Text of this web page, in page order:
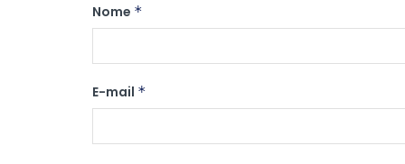
Nome *
E-mail *